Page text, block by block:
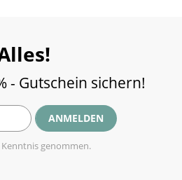
- Gutschein sichern!
ANMELDEN
genommen.